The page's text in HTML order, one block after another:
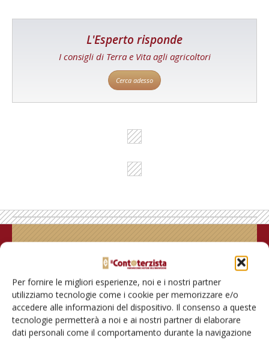
Per fornire le migliori esperienze, noi e i nostri partner
utilizziamo tecnologie come i cookie per memorizzare e/o
accedere alle informazioni del dispositivo. Il consenso a queste
tecnologie permetterà a noi e ai nostri partner di elaborare
dati personali come il comportamento durante la navigazione
L'Esperto risponde
I consigli di Terra e Vita agli agricoltori
Cerca adesso
Rimani aggiornato sul mondo
dell’agricoltura
Iscriviti alle nostre newsletter